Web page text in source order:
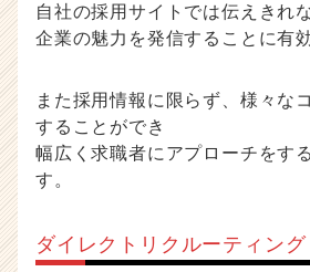
自社の採用サイトでは伝えきれ
企業の魅力を発信することに有
また採用情報に限らず、様々な
することができ
幅広く求職者にアプローチをす
す。
ダイレクトリクルーティング